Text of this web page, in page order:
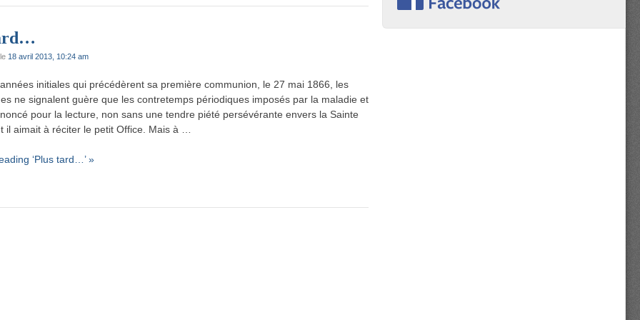
18 avril 2013, 10:24 am
initiales qui précédèrent sa première communion, le 27 mai 1866, les
ne signalent guère que les contretemps périodiques imposés par la maladie et
pour la lecture, non sans une tendre piété persévérante envers la Sainte
il aimait à réciter le petit Office. Mais à …
‘Plus tard…’ »